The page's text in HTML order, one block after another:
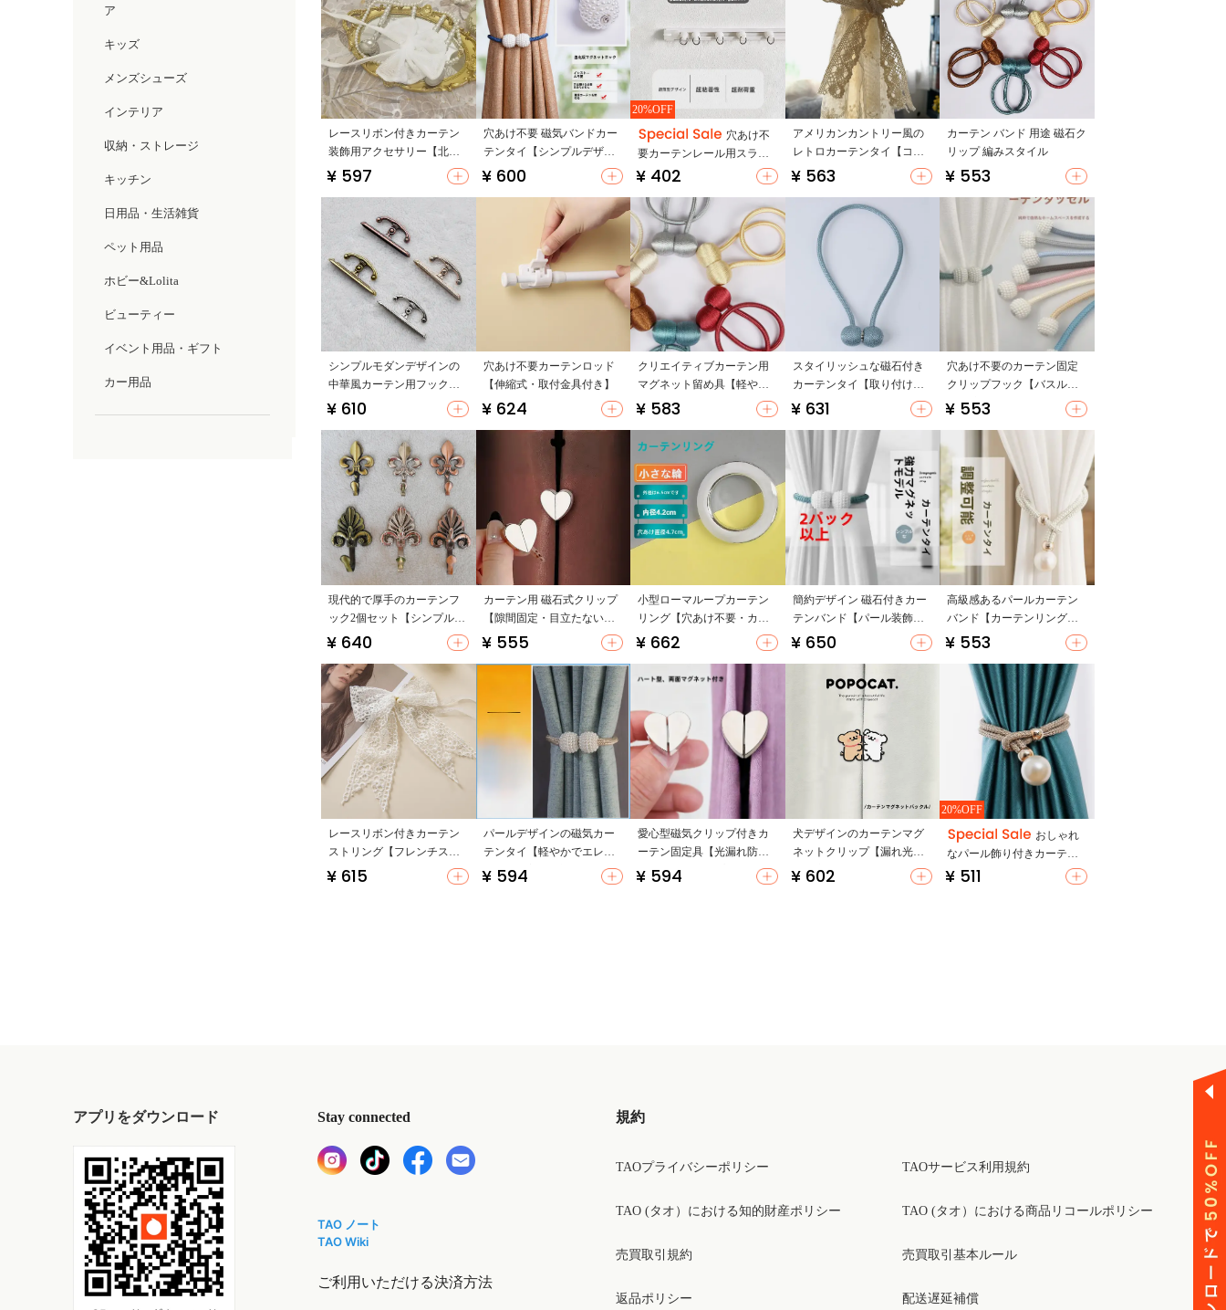
ア
キッズ
メンズシューズ
インテリア
収納・ストレージ
キッチン
日用品・生活雑貨
ペット用品
ホビー&Lolita
ビューティー
イベント用品・ギフト
カー用品
レースリボン付きカーテン
装飾用アクセサリー【北欧
風・結び紐・花柄】
¥ 597
穴あけ不要 磁気バンドカー
テンタイ【シンプルデザイ
ン・リビング用・多用途】
¥ 600
20%OFF
穴あけ不
要カーテンレール用スライ
ドフック【自粘式・静音・
¥ 402
アメリカンカントリー風の
レトロカーテンタイ【コッ
トンレース・カーテン用】
¥ 563
カーテン バンド 用途 磁石ク
リップ 編みスタイル
¥ 553
シンプルモダンデザインの
中華風カーテン用フック
【レース付き・ボール型バ
ンド・装飾用】（セットア
ップ対応）
¥ 610
穴あけ不要カーテンロッド
【伸縮式・取付金具付き】
¥ 624
クリエイティブカーテン用
マグネット留め具【軽やか
な装飾アクセサリー・可愛
¥ 583
スタイリッシュな磁石付き
カーテンタイ【取り付け簡
単・免打孔・リビング用】
¥ 631
穴あけ不要のカーテン固定
クリップフック【バスルー
ム・壁掛け・収納に便利】
¥ 553
現代的で厚手のカーテンフ
ック2個セット【シンプルデ
ザイン・壁用フック】
¥ 640
カーテン用 磁石式クリップ
【隙間固定・目立たないデ
ザイン】
¥ 555
小型ローマループカーテン
リング【穴あけ不要・カー
テンアクセサリー】
¥ 662
簡約デザイン 磁石付きカー
テンバンド【パール装飾・
取り付け不要・収納用】
¥ 650
高級感あるパールカーテン
バンド【カーテンリング
用・装飾アクセサリー・穴
あけ不要】（セットアップ
対応）
¥ 553
レースリボン付きカーテン
ストリング【フレンチスタ
イル・ホワイト・軽量】
¥ 615
パールデザインの磁気カー
テンタイ【軽やかでエレガ
ント・吸着式・調整可能】
¥ 594
愛心型磁気クリップ付きカ
ーテン固定具【光漏れ防
止・多機能タイプ】
¥ 594
犬デザインのカーテンマグ
ネットクリップ【漏れ光防
止・穴あけ不要・取り外し
¥ 602
20%OFF
おしゃれ
なパール飾り付きカーテン
バンド【軽やかな収納用・
¥ 511
アプリをダウンロード Stay connected
TAO ノート
TAO Wiki
ご利用いただける決済方法
規約
TAOプライバシーポリシー
TAO (タオ）における知的財産ポリシー
売買取引規約
返品ポリシー
TAOサービス利用規約
TAO (タオ）における商品リコールポリシー
売買取引基本ルール
配送遅延補償